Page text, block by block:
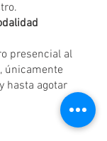
presencial al
únicamente
hasta agotar